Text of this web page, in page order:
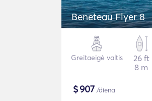
Beneteau Flyer 8
Greitaeigė valtis
26 ft
8 m
$907 /diena